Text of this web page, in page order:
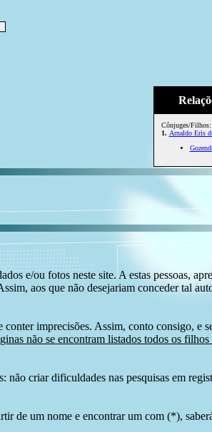
Cônjuges/Filhos:
1. Arnaldo Eris
e/ou fotos neste site. A estas pessoas,
aos que não desejariam conceder tal
imprecisões. Assim, conto consigo, e
não se encontram listados todos os filhos
não criar dificuldades nas pesquisas em
de um nome e encontrar um com (*),